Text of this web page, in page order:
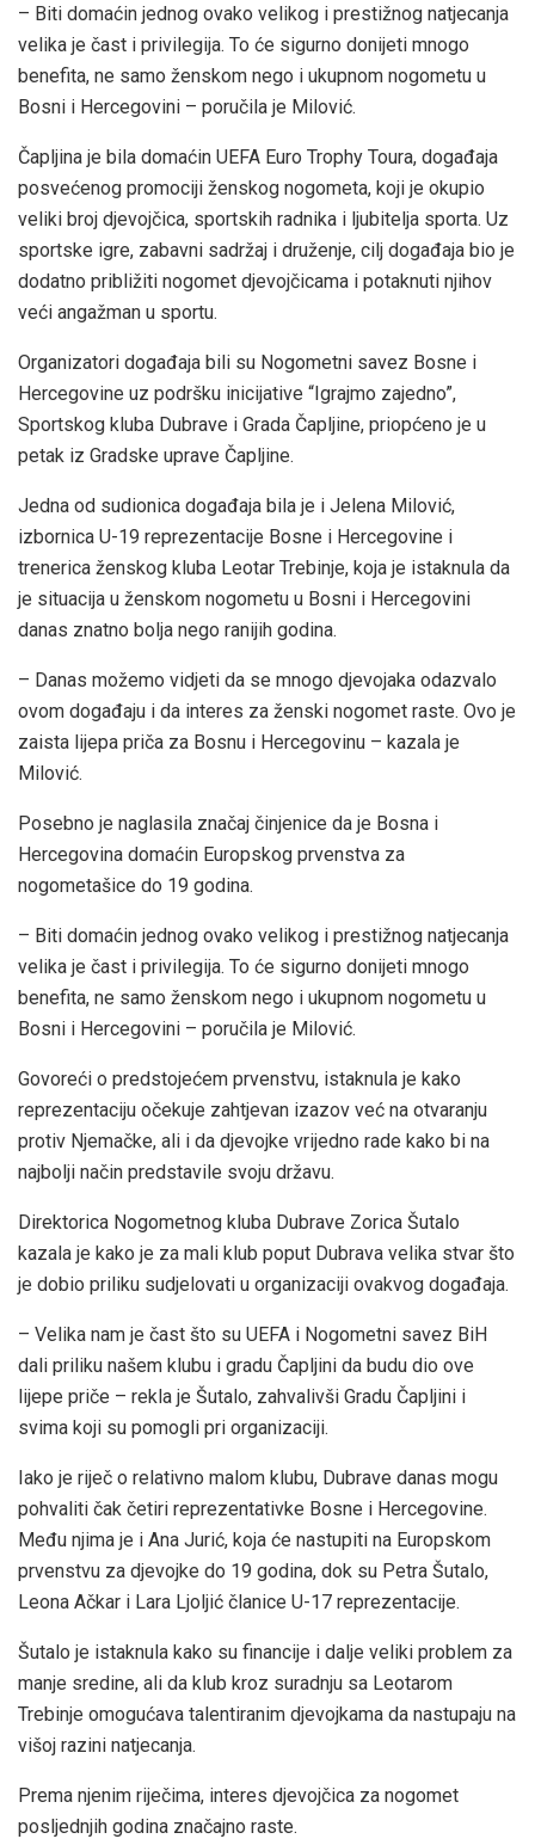
– Biti domaćin jednog ovako velikog i prestižnog natjecanja
velika je čast i privilegija. To će sigurno donijeti mnogo
benefita, ne samo ženskom nego i ukupnom nogometu u
Bosni i Hercegovini – poručila je Milović.
Čapljina je bila domaćin UEFA Euro Trophy Toura, događaja
posvećenog promociji ženskog nogometa, koji je okupio
veliki broj djevojčica, sportskih radnika i ljubitelja sporta. Uz
sportske igre, zabavni sadržaj i druženje, cilj događaja bio je
dodatno približiti nogomet djevojčicama i potaknuti njihov
veći angažman u sportu.
Organizatori događaja bili su Nogometni savez Bosne i
Hercegovine uz podršku inicijative “Igrajmo zajedno”,
Sportskog kluba Dubrave i Grada Čapljine, priopćeno je u
petak iz Gradske uprave Čapljine.
Jedna od sudionica događaja bila je i Jelena Milović,
izbornica U-19 reprezentacije Bosne i Hercegovine i
trenerica ženskog kluba Leotar Trebinje, koja je istaknula da
je situacija u ženskom nogometu u Bosni i Hercegovini
danas znatno bolja nego ranijih godina.
– Danas možemo vidjeti da se mnogo djevojaka odazvalo
ovom događaju i da interes za ženski nogomet raste. Ovo je
zaista lijepa priča za Bosnu i Hercegovinu – kazala je
Milović.
Posebno je naglasila značaj činjenice da je Bosna i
Hercegovina domaćin Europskog prvenstva za
nogometašice do 19 godina.
– Biti domaćin jednog ovako velikog i prestižnog natjecanja
velika je čast i privilegija. To će sigurno donijeti mnogo
benefita, ne samo ženskom nego i ukupnom nogometu u
Bosni i Hercegovini – poručila je Milović.
Govoreći o predstojećem prvenstvu, istaknula je kako
reprezentaciju očekuje zahtjevan izazov već na otvaranju
protiv Njemačke, ali i da djevojke vrijedno rade kako bi na
najbolji način predstavile svoju državu.
Direktorica Nogometnog kluba Dubrave Zorica Šutalo
kazala je kako je za mali klub poput Dubrava velika stvar što
je dobio priliku sudjelovati u organizaciji ovakvog događaja.
– Velika nam je čast što su UEFA i Nogometni savez BiH
dali priliku našem klubu i gradu Čapljini da budu dio ove
lijepe priče – rekla je Šutalo, zahvalivši Gradu Čapljini i
svima koji su pomogli pri organizaciji.
Iako je riječ o relativno malom klubu, Dubrave danas mogu
pohvaliti čak četiri reprezentativke Bosne i Hercegovine.
Među njima je i Ana Jurić, koja će nastupiti na Europskom
prvenstvu za djevojke do 19 godina, dok su Petra Šutalo,
Leona Ačkar i Lara Ljoljić članice U-17 reprezentacije.
Šutalo je istaknula kako su financije i dalje veliki problem za
manje sredine, ali da klub kroz suradnju sa Leotarom
Trebinje omogućava talentiranim djevojkama da nastupaju na
višoj razini natjecanja.
Prema njenim riječima, interes djevojčica za nogomet
posljednjih godina značajno raste.